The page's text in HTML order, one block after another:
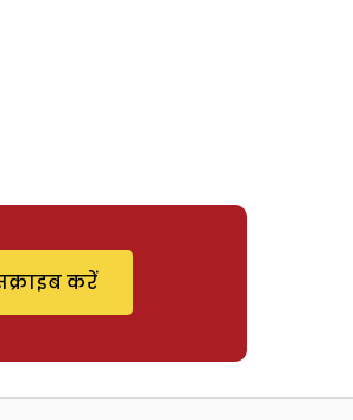
करें